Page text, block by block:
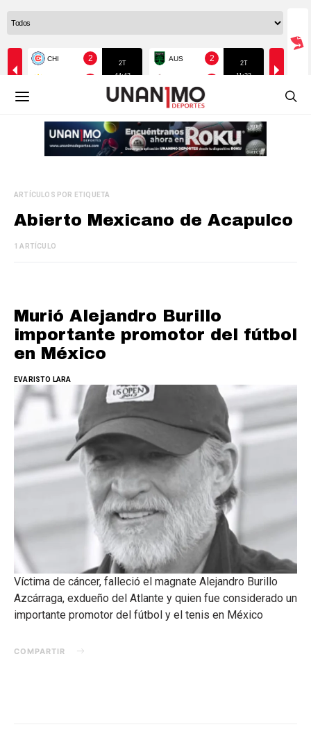
ARTÍCULOS POR ETIQUETA
Abierto Mexicano de Acapulco
1 ARTÍCULO
Murió Alejandro Burillo
importante promotor del fútbol
en México
EVARISTO LARA
Víctima de cáncer, falleció el magnate Alejandro Burillo
Azcárraga, exdueño del Atlante y quien fue considerado un
importante promotor del fútbol y el tenis en México
COMPARTIR